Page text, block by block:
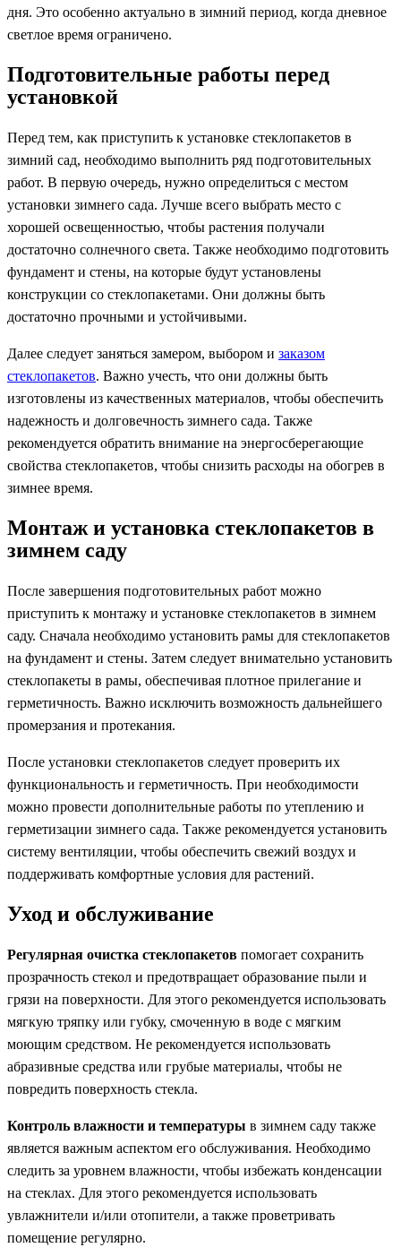
дня. Это особенно актуально в зимний период, когда дневное
светлое время ограничено.
Подготовительные работы перед
установкой
Перед тем, как приступить к установке стеклопакетов в
зимний сад, необходимо выполнить ряд подготовительных
работ. В первую очередь, нужно определиться с местом
установки зимнего сада. Лучше всего выбрать место с
хорошей освещенностью, чтобы растения получали
достаточно солнечного света. Также необходимо подготовить
фундамент и стены, на которые будут установлены
конструкции со стеклопакетами. Они должны быть
достаточно прочными и устойчивыми.
Далее следует заняться замером, выбором и заказом
стеклопакетов. Важно учесть, что они должны быть
изготовлены из качественных материалов, чтобы обеспечить
надежность и долговечность зимнего сада. Также
рекомендуется обратить внимание на энергосберегающие
свойства стеклопакетов, чтобы снизить расходы на обогрев в
зимнее время.
Монтаж и установка стеклопакетов в
зимнем саду
После завершения подготовительных работ можно
приступить к монтажу и установке стеклопакетов в зимнем
саду. Сначала необходимо установить рамы для стеклопакетов
на фундамент и стены. Затем следует внимательно установить
стеклопакеты в рамы, обеспечивая плотное прилегание и
герметичность. Важно исключить возможность дальнейшего
промерзания и протекания.
После установки стеклопакетов следует проверить их
функциональность и герметичность. При необходимости
можно провести дополнительные работы по утеплению и
герметизации зимнего сада. Также рекомендуется установить
систему вентиляции, чтобы обеспечить свежий воздух и
поддерживать комфортные условия для растений.
Уход и обслуживание
Регулярная очистка стеклопакетов помогает сохранить
прозрачность стекол и предотвращает образование пыли и
грязи на поверхности. Для этого рекомендуется использовать
мягкую тряпку или губку, смоченную в воде с мягким
моющим средством. Не рекомендуется использовать
абразивные средства или грубые материалы, чтобы не
повредить поверхность стекла.
Контроль влажности и температуры в зимнем саду также
является важным аспектом его обслуживания. Необходимо
следить за уровнем влажности, чтобы избежать конденсации
на стеклах. Для этого рекомендуется использовать
увлажнители и/или отопители, а также проветривать
помещение регулярно.